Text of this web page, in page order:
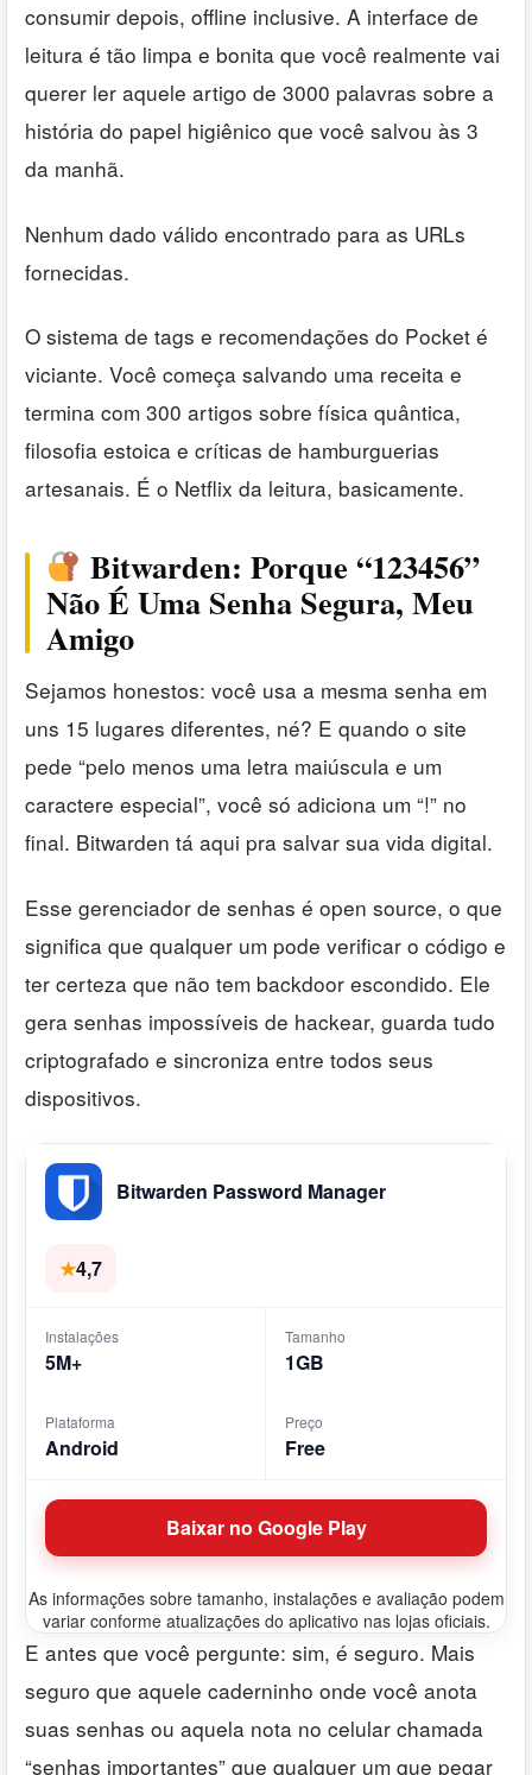
consumir depois, offline inclusive. A interface de
leitura é tão limpa e bonita que você realmente vai
querer ler aquele artigo de 3000 palavras sobre a
história do papel higiênico que você salvou às 3
da manhã.
Nenhum dado válido encontrado para as URLs
fornecidas.
O sistema de tags e recomendações do Pocket é
viciante. Você começa salvando uma receita e
termina com 300 artigos sobre física quântica,
filosofia estoica e críticas de hamburguerias
artesanais. É o Netflix da leitura, basicamente.
Bitwarden: Porque “123456”
Não É Uma Senha Segura, Meu
Amigo
Sejamos honestos: você usa a mesma senha em
uns 15 lugares diferentes, né? E quando o site
pede “pelo menos uma letra maiúscula e um
caractere especial”, você só adiciona um “!” no
final. Bitwarden tá aqui pra salvar sua vida digital.
Esse gerenciador de senhas é open source, o que
significa que qualquer um pode verificar o código e
ter certeza que não tem backdoor escondido. Ele
gera senhas impossíveis de hackear, guarda tudo
criptografado e sincroniza entre todos seus
dispositivos.
Bitwarden Password Manager
★4,7
Instalações
5M+
Tamanho
1GB
Plataforma
Android
Preço
Free
Baixar no Google Play
As informações sobre tamanho, instalações e avaliação podem
variar conforme atualizações do aplicativo nas lojas oficiais.
E antes que você pergunte: sim, é seguro. Mais
seguro que aquele caderninho onde você anota
suas senhas ou aquela nota no celular chamada
“senhas importantes” que qualquer um que pegar